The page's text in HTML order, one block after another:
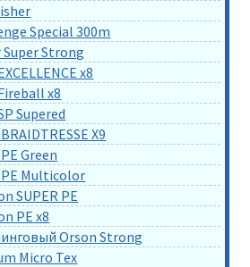
Special 300m
Strong
x8
x8
Supered
X9
Green
Multicolor
SUPER PE
PE x8
Orson Strong
Micro Tex